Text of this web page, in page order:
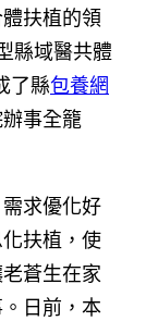
扶植的領
縣域醫共體
了縣包養網
事全籠
求優化好
扶植，使
蒼生在家
日前，本